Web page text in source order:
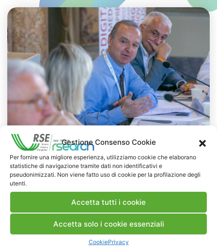
Gestione Consenso Cookie
Per fornire una migliore esperienza, utilizziamo cookie che elaborano
statistiche di navigazione tramite dati non identificativi e
pseudonimizzati. Non viene fatto uso di cookie per la profilazione degli
utenti.
Accetta tutti i cookie
Accetta solo i cookie essenziali
CookiePrivacy
NEWS
29 LUGLIO 2026
Presentazione del Rapporto Innov-E
RSE è intervenuta sul tema dell’innovazione
energetica nell’ambito del convegno targato I-